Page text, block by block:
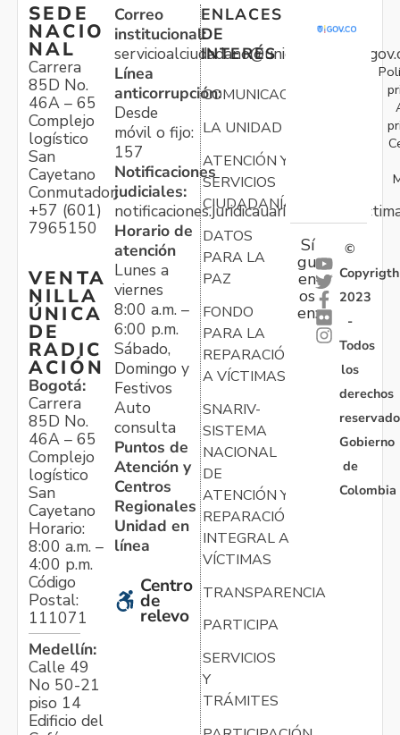
SEDE
NACIO
NAL
Carrera
85D No.
46A – 65
Complejo
logístico
San
Cayetano
Conmutador:
+57 (601)
7965150
VENTA
NILLA
ÚNICA
DE
RADIC
ACIÓN
Bogotá:
Carrera
85D No.
46A – 65
Complejo
logístico
San
Cayetano
Horario:
8:00 a.m. –
4:00 p.m.
Código
Postal:
111071
Medellín:
Calle 49
No 50-21
piso 14
Edificio del
Correo
institucional:
Línea
anticorrupción:
Desde
móvil o fijo:
157
Notificaciones
judiciales:
Horario de
atención
Lunes a
viernes
8:00 a.m. –
6:00 p.m.
Sábado,
Domingo y
Festivos
Auto
consulta
Puntos de
Atención y
Centros
Regionales
Unidad en
línea
Centro
de
relevo
ENLACES
DE
INTERÉS
COMUNICACIONES
LA UNIDAD
ATENCIÓN Y
SERVICIOS
CIUDADANÍA
DATOS
PARA LA
PAZ
FONDO
PARA LA
REPARACIÓN
A VÍCTIMAS
SNARIV-
SISTEMA
NACIONAL
DE
ATENCIÓN Y
REPARACIÓN
INTEGRAL A
VÍCTIMAS
TRANSPARENCIA
PARTICIPA
SERVICIOS
Y
TRÁMITES
Sí
gu
en
os
en:
©
Copyrigth
2023
-
Todos
los
derechos
Gobierno
de
Colombia